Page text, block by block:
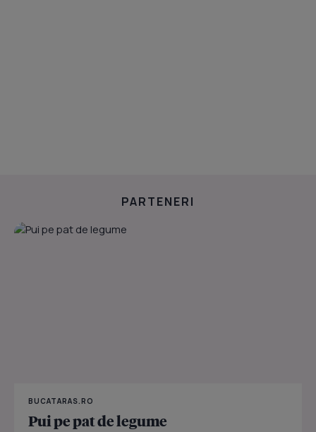
PARTENERI
BUCATARAS.RO
Pui pe pat de legume